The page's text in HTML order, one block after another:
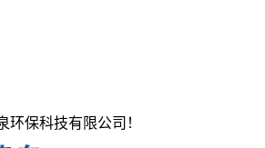
环保科技有限公司！